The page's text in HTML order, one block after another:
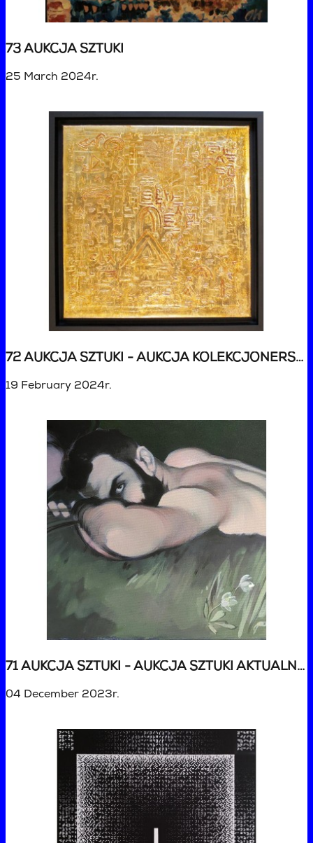
73 AUKCJA SZTUKI
25 March 2024r.
72 AUKCJA SZTUKI - AUKCJA KOLEKCJONERSKA
19 February 2024r.
71 AUKCJA SZTUKI - AUKCJA SZTUKI AKTUALNEJ
04 December 2023r.